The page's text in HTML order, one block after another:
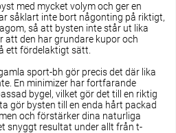
med mycket volym och ger en
såklart inte bort någonting på riktigt,
så att bysten inte står ut lika
att den har grundare kupor och
ett fördelaktigt sätt.
sport-bh gör precis det där lika
En minimizer har fortfarande
bygel, vilket gör det till en riktig
gör bysten till en enda hårt packad
och förstärker dina naturliga
snyggt resultat under allt från t-